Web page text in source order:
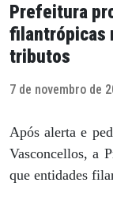
Prefeitura
filantrópicas
tributos
7 de novembro de
Após alerta e
Vasconcellos, a
que entidades